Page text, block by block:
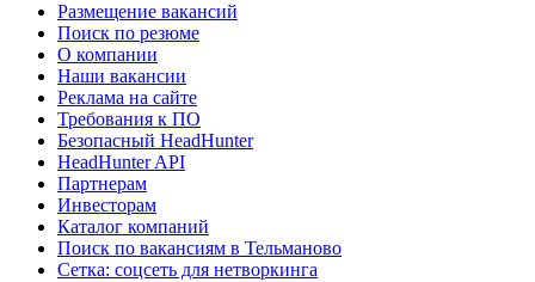
Размещение вакансий
Поиск по резюме
О компании
Наши вакансии
Реклама на сайте
Требования к ПО
Безопасный HeadHunter
HeadHunter API
Партнерам
Инвесторам
Каталог компаний
Поиск по вакансиям в Тельманово
Сетка: соцсеть для нетворкинга